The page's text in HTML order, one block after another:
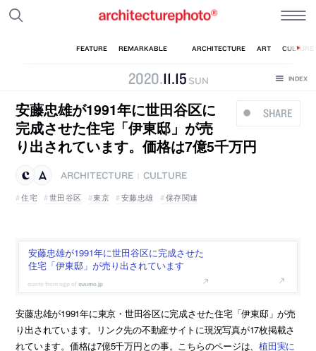
2020.11.15 SUN
SHARE
安藤忠雄が1991年に世田谷区に
完成させた住宅「伊東邸」が売
り出されています。価格は7億5千万円
ARCHITECTURE
CULTURE
住宅
世田谷区 東京 安藤忠雄 保存関連
安藤忠雄が1991年に世田谷区に完成させた
住宅「伊東邸」が売り出されています
suumo.jp
安藤忠雄が1991年に東京・世田谷区に完成させた住宅「伊東邸」が売
り出されています。リンク先の不動産サイトに現況写真が17枚掲載さ
れています。価格は7億5千万円との事。こちらのページは、植田実に